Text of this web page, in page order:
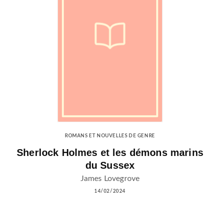
ROMANS ET NOUVELLES DE GENRE
Sherlock Holmes et les démons marins
du Sussex
James Lovegrove
14/02/2024